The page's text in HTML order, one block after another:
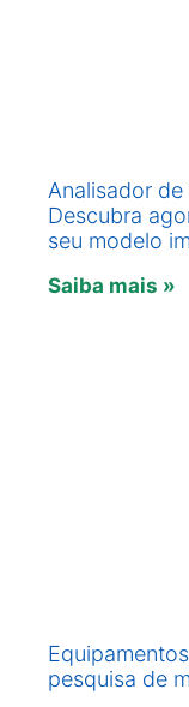
Analisador
Descubra
seu modelo
Saiba mais »
pesquisa de